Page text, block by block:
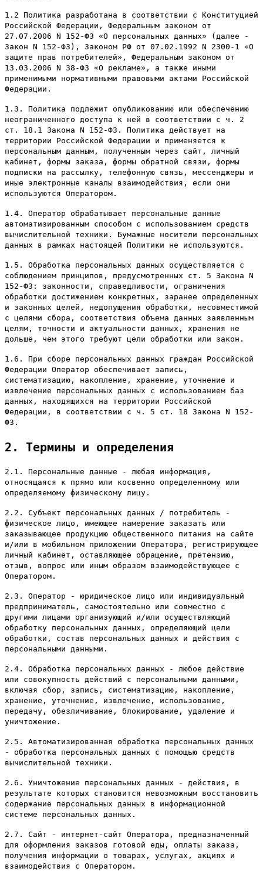
1.2 Политика разработана в соответствии с Конституцией
Российской Федерации, Федеральным законом от
27.07.2006 N 152-ФЗ «О персональных данных» (далее -
Закон N 152-ФЗ), Законом РФ от 07.02.1992 N 2300-1 «О
защите прав потребителей», Федеральным законом от
13.03.2006 N 38-ФЗ «О рекламе», а также иными
применимыми нормативными правовыми актами Российской
Федерации.
1.3. Политика подлежит опубликованию или обеспечению
неограниченного доступа к ней в соответствии с ч. 2
ст. 18.1 Закона N 152-ФЗ. Политика действует на
территории Российской Федерации и применяется к
персональным данным, полученным через сайт, личный
кабинет, формы заказа, формы обратной связи, формы
подписки на рассылку, телефонную связь, мессенджеры и
иные электронные каналы взаимодействия, если они
используются Оператором.
1.4. Оператор обрабатывает персональные данные
автоматизированным способом с использованием средств
вычислительной техники. Бумажные носители персональных
данных в рамках настоящей Политики не используются.
1.5. Обработка персональных данных осуществляется с
соблюдением принципов, предусмотренных ст. 5 Закона N
152-ФЗ: законности, справедливости, ограничения
обработки достижением конкретных, заранее определенных
и законных целей, недопущения обработки, несовместимой
с целями сбора, соответствия объема данных заявленным
целям, точности и актуальности данных, хранения не
дольше, чем этого требуют цели обработки или закон.
1.6. При сборе персональных данных граждан Российской
Федерации Оператор обеспечивает запись,
систематизацию, накопление, хранение, уточнение и
извлечение персональных данных с использованием баз
данных, находящихся на территории Российской
Федерации, в соответствии с ч. 5 ст. 18 Закона N 152-
ФЗ.
2. Термины и определения
2.1. Персональные данные - любая информация,
относящаяся к прямо или косвенно определенному или
определяемому физическому лицу.
2.2. Субъект персональных данных / потребитель -
физическое лицо, имеющее намерение заказать или
заказывающее продукцию общественного питания на сайте
и/или в мобильном приложении Оператора, регистрирующее
личный кабинет, оставляющее обращение, претензию,
отзыв, вопрос или иным образом взаимодействующее с
Оператором.
2.3. Оператор - юридическое лицо или индивидуальный
предприниматель, самостоятельно или совместно с
другими лицами организующий и/или осуществляющий
обработку персональных данных, определяющий цели
обработки, состав персональных данных и действия с
персональными данными.
2.4. Обработка персональных данных - любое действие
или совокупность действий с персональными данными,
включая сбор, запись, систематизацию, накопление,
хранение, уточнение, извлечение, использование,
передачу, обезличивание, блокирование, удаление и
уничтожение.
2.5. Автоматизированная обработка персональных данных
- обработка персональных данных с помощью средств
вычислительной техники.
2.6. Уничтожение персональных данных - действия, в
результате которых становится невозможным восстановить
содержание персональных данных в информационной
системе персональных данных.
2.7. Сайт - интернет-сайт Оператора, предназначенный
для оформления заказов готовой еды, оплаты заказа,
получения информации о товарах, услугах, акциях и
взаимодействия с Оператором.